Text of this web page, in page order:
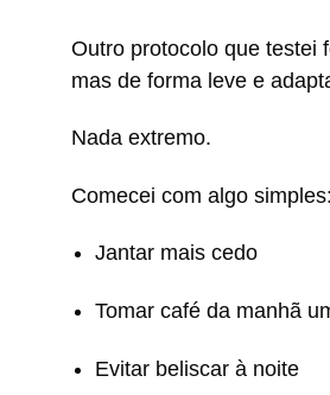
Outro protocolo que testei
mas de forma leve e
Nada extremo.
Comecei com algo simples:
Jantar mais cedo
Tomar café da manhã
Evitar beliscar à noite